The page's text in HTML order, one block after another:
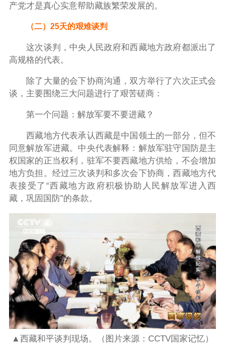
产党才是真心实意帮助藏族繁荣发展的。
（二）25天的艰难谈判
这次谈判，中央人民政府和西藏地方政府都派出了
高规格的代表。
除了大量的会下协商沟通，双方举行了六次正式会
谈，主要围绕三大问题进行了艰苦磋商：
第一个问题：解放军要不要进藏？
西藏地方代表承认西藏是中国领土的一部分，但不
同意解放军进藏。中央代表解释：解放军驻守国防是主
权国家的正当权利，驻军不要西藏地方供给，不会增加
地方负担。经过三次谈判和多次会下协商，西藏地方代
表接受了“西藏地方政府积极协助人民解放军进入西
藏，巩固国防”的条款。
▲西藏和平谈判现场。（图片来源：CCTV国家记忆）